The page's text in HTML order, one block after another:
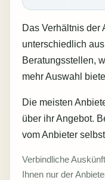
Das Verhältnis der
unterschiedlich
Beratungsstellen,
mehr Auswahl
Die meisten
über ihr Angebot.
vom Anbieter
Verbindliche
Ihnen nur der